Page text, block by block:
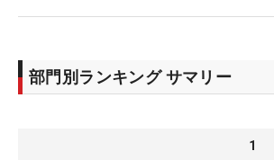
部門別ランキング サマリー
1